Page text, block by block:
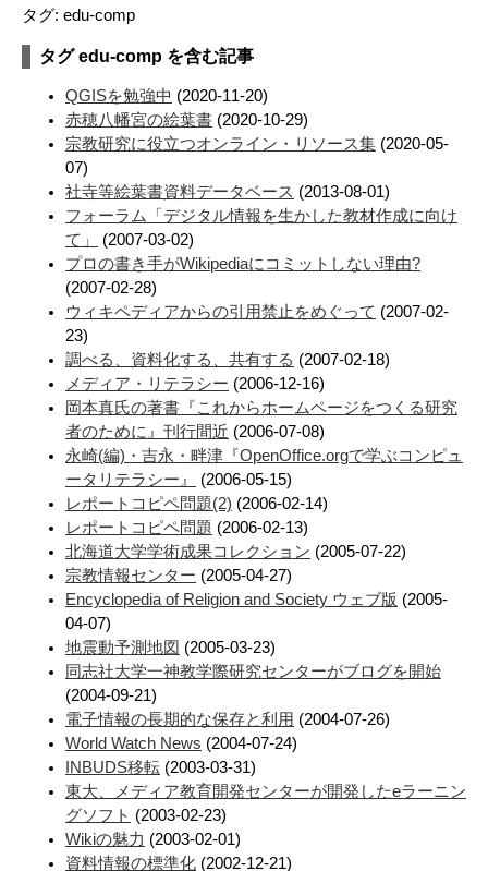
タグ: edu-comp
タグ edu-comp を含む記事
QGISを勉強中 (2020-11-20)
赤穂八幡宮の絵葉書 (2020-10-29)
宗教研究に役立つオンライン・リソース集 (2020-05-
07)
社寺等絵葉書資料データベース (2013-08-01)
フォーラム「デジタル情報を生かした教材作成に向け
て」
(2007-03-02)
プロの書き手がWikipediaにコミットしない理由?
(2007-02-28)
ウィキペディアからの引用禁止をめぐって (2007-02-
23)
調べる、資料化する、共有する (2007-02-18)
メディア・リテラシー (2006-12-16)
岡本真氏の著書『これからホームページをつくる研究
者のために』刊行間近 (2006-07-08)
永崎(編)・吉永・畔津『OpenOffice.orgで学ぶコンピュ
ータリテラシー』
(2006-05-15)
レポートコピペ問題(2) (2006-02-14)
レポートコピペ問題 (2006-02-13)
北海道大学学術成果コレクション (2005-07-22)
宗教情報センター (2005-04-27)
Encyclopedia of Religion and Society ウェブ版 (2005-
04-07)
地震動予測地図 (2005-03-23)
同志社大学一神教学際研究センターがブログを開始
(2004-09-21)
電子情報の長期的な保存と利用 (2004-07-26)
World Watch News (2004-07-24)
INBUDS移転 (2003-03-31)
東大、メディア教育開発センターが開発したeラーニン
グソフト (2003-02-23)
Wikiの魅力 (2003-02-01)
資料情報の標準化 (2002-12-21)